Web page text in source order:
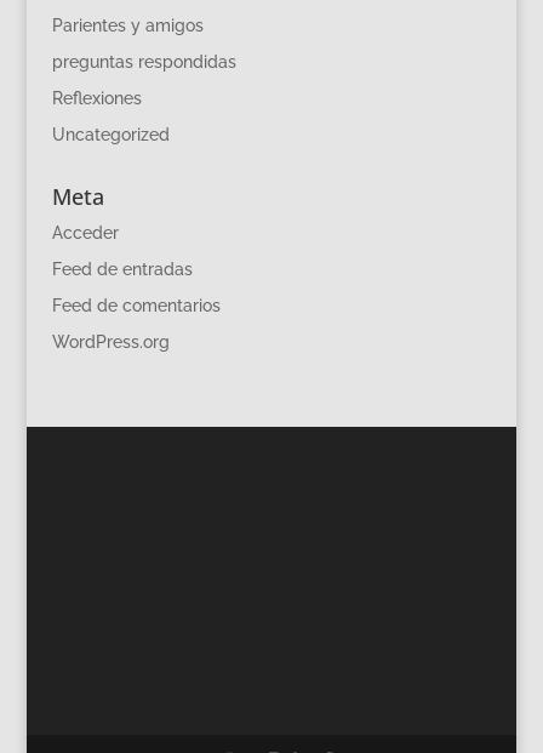
Parientes y amigos
preguntas respondidas
Reflexiones
Uncategorized
Meta
Acceder
Feed de entradas
Feed de comentarios
WordPress.org